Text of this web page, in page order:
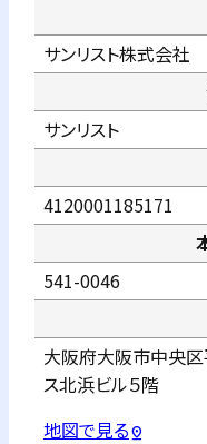
サンリスト株式会社
サンリスト
4120001185171
541-0046
大阪府大阪市中央区
ス北浜ビル５階
地図で見るpin_drop